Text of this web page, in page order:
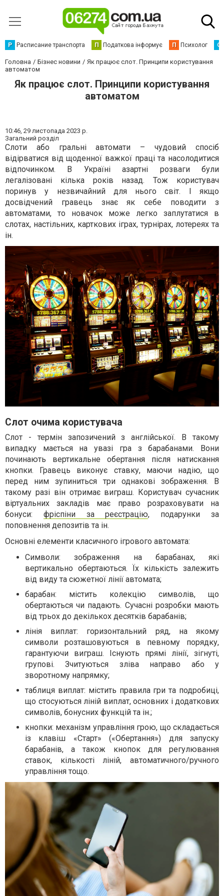
Р Расписание транспорта П Податкова інформує П Психолог С
Головна Бізнес новини
Як працює слот. Принципи користування
автоматом
Як працює слот. Принципи користування
автоматом
10:46, 29 листопада 2023 р.
Загальний розділ
Слоти або гральні автомати – чудовий спосіб
відірватися від щоденної важкої праці та насолодитися
відпочинком. В Україні азартні розваги були
легалізовані кілька років назад. Тож користувач
поринув у незвичайний для нього світ. І якщо
досвідчений гравець знає як себе поводити з
автоматами, то новачок може легко заплутатися в
слотах, настільних, карткових іграх, турнірах, лотереях та
ін.
Слот очима користувача
Слот - термін запозичений з англійської. В такому
випадку мається на увазі гра з барабанами. Вони
починають вертикальне обертання після натискання
кнопки. Гравець виконує ставку, маючи надію, що
перед ним зупиниться три однакові зображення. В
такому разі він отримає виграш. Користувач сучасник
віртуальних закладів має право розраховувати на
бонуси: фріспіни за реєстрацію, подарунки за
поповнення депозитів та ін.
Основні елементи класичного ігрового автомата:
Символи: зображення на барабанах, які
вертикально обертаються. Їх кількість залежить
від виду та сюжетної лінії автомата;
барабан: містить колекцію символів, що
обертаються чи падають. Сучасні розробки мають
від трьох до декількох десятків барабанів;
лінія виплат: горизонтальний ряд, на якому
символи розташовуються в певному порядку,
гарантуючи виграш. Існують прямі лінії, зігнуті,
групові. Зчитуються зліва направо або у
зворотному напрямку;
таблиця виплат: містить правила гри та подробиці,
що стосуються ліній виплат, основних і додаткових
символів, бонусних функцій та ін.;
кнопки: механізм управління грою, що складається
із клавіш «Старт» («Обертання») для запуску
барабанів, а також кнопок для регулювання
ставок, кількості ліній, автоматичного/ручного
управління тощо.